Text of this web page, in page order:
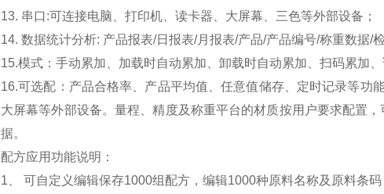
13. 串口:可连接电脑、打印机、读卡器、大屏幕、三色等外部设备；
14. 数据统计分析: 产品报表/日报表/月报表/产品/产品编号/称重数据/
15.模式：手动累加、加载时自动累加、卸载时自动累加、扫码累加
16.可选配：产品合格率、产品平均值、任意值储存、定时记录等功
大屏幕等外部设备。量程、精度及称重平台的材质按用户要求配置
据。
配方应用功能说明：
1、 可自定义编辑保存1000组配方，编辑1000种原料名称及原料条